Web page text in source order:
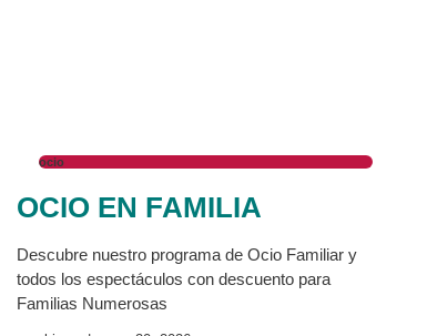
ocio
OCIO EN FAMILIA
Descubre nuestro programa de Ocio Familiar y
todos los espectáculos con descuento para
Familias Numerosas